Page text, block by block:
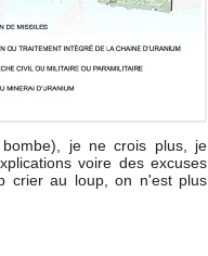
je ne crois plus, je
voire des excuses
crier au loup, on n'est plus